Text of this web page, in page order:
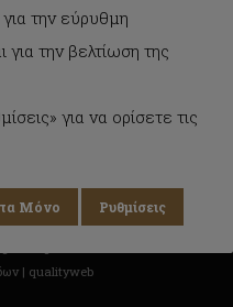
στην πόρτα σας.
κατάστημα.
| qualityweb
την εύρυθμη
την βελτίωση της
για να ορίσετε τις
Μόνο Ρυθμίσεις